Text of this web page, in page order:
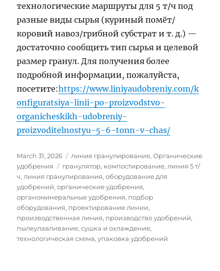
технологические маршруты для 5 т/ч под
разные виды сырья (куриный помёт/
коровий навоз/грибной субстрат и т. д.) —
достаточно сообщить тип сырья и целевой
размер гранул. Для получения более
подробной информации, пожалуйста,
посетите:https://www.liniyaudobreniy.com/k
onfiguratsiya-linii-po-proizvodstvo-
organicheskikh-udobreniy-
proizvoditelnostyu-5-6-tonn-v-chas/
Posted
on
March 31, 2026 Categories
линия гранулирования,Органические
удобрения
Tags
гранулятор, компостирование,линия 5 т/
ч,линия гранулирования,оборудование для
удобрений,органические удобрения,
органоминеральные удобрения, подбор
оборудования, проектирование линии,
производственная линия, производство удобрений,
пылеулавливание,сушка и охлаждение,
технологическая схема,упаковка удобрений